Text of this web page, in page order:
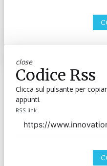
close
Codice Rss
Clicca sul pulsante per
appunti.
RSS link